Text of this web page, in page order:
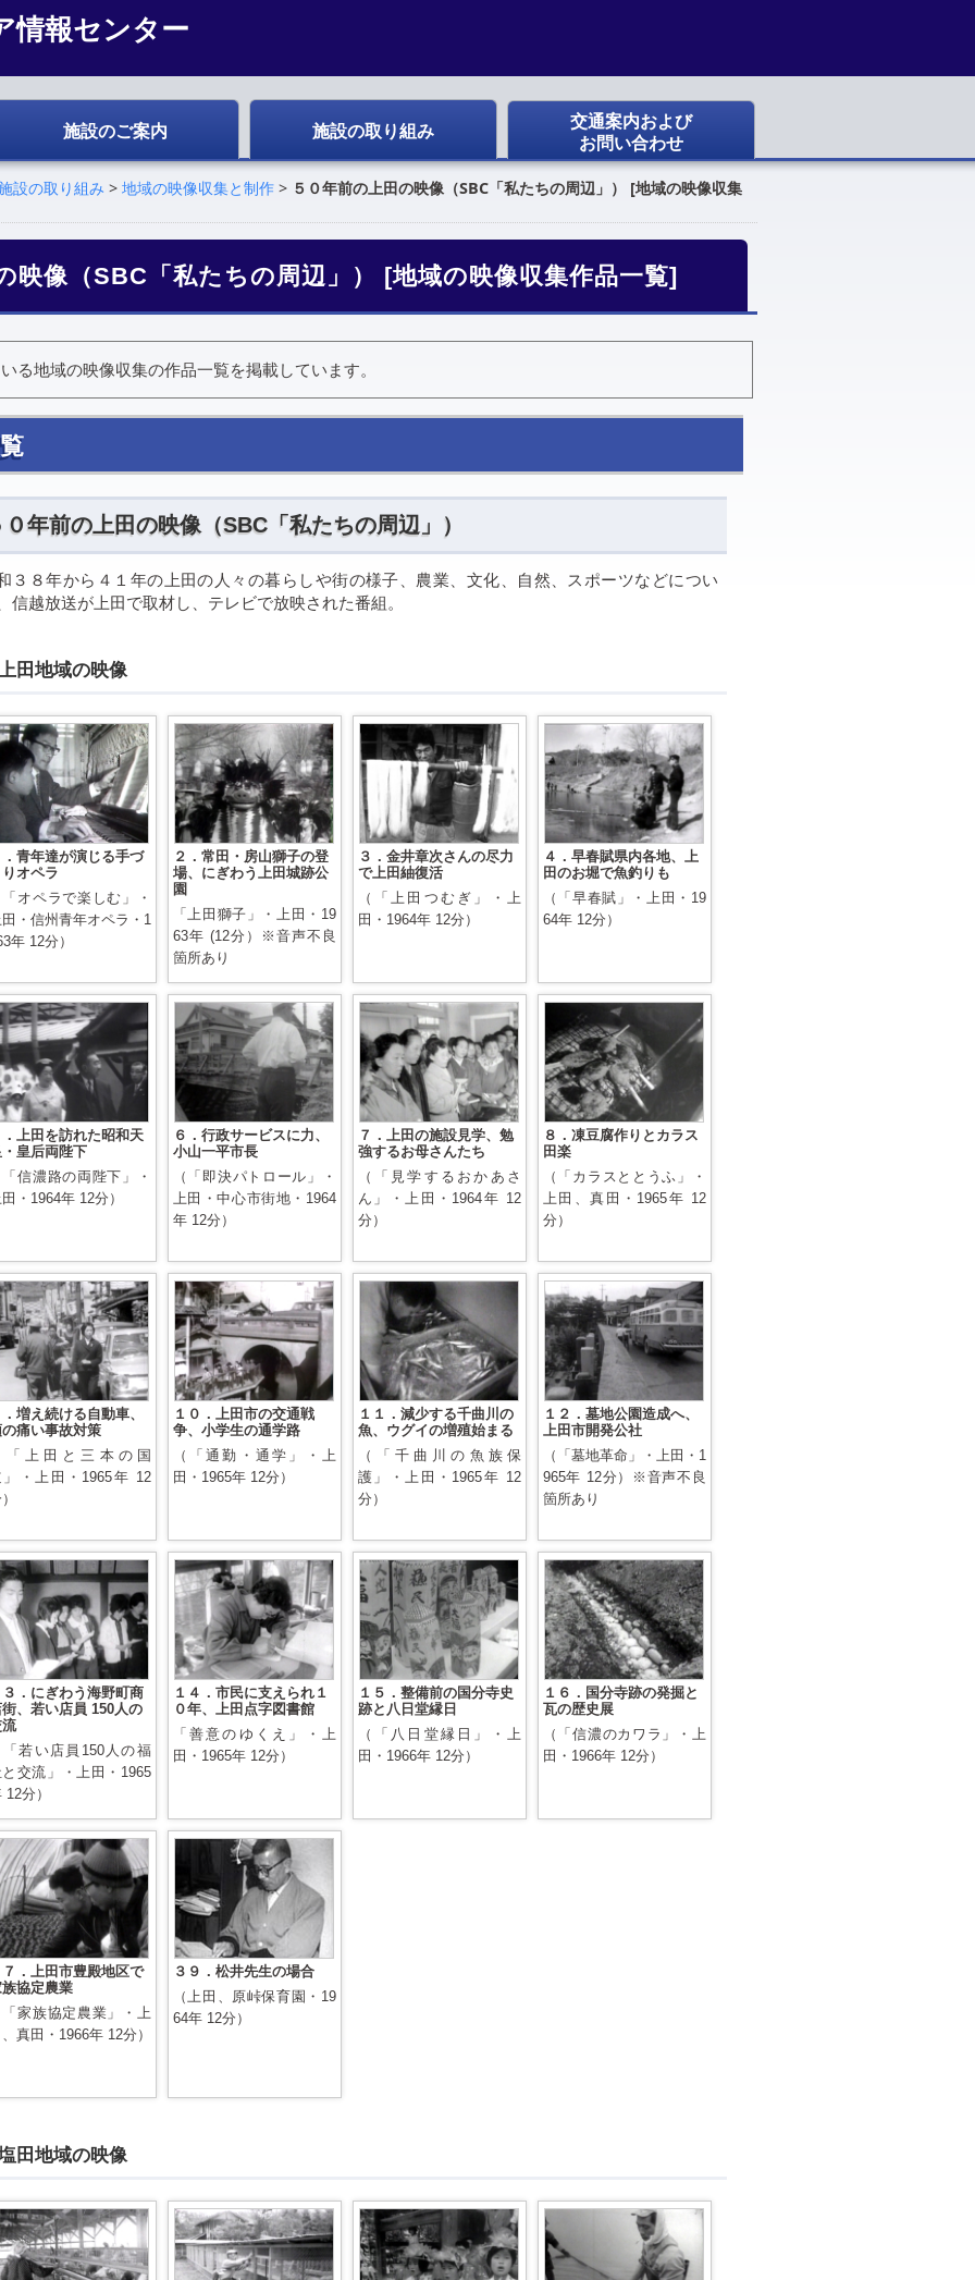
情報センター
施設のご案内 施設の取り組み
交通案内および
お問い合わせ
設の取り組み > 地域の映像収集と制作 > ５０年前の上田の映像（SBC「私たちの周辺」） [地域の映像収集
映像（SBC「私たちの周辺」） [地域の映像収集作品一覧]
る地域の映像収集の作品一覧を掲載しています。
０年前の上田の映像（SBC「私たちの周辺」）
３８年から４１年の上田の人々の暮らしや街の様子、農業、文化、自然、スポーツなどについ
信越放送が上田で取材し、テレビで放映された番組。
田地域の映像
青年達が演じる手づ
オペラ
オペラで楽しむ」・
・信州青年オペラ・1
年 12分）
２．常田・房山獅子の登
場、にぎわう上田城跡公
園
「上田獅子」・上田・19
63年 (12分）※音声不良
箇所あり
３．金井章次さんの尽力
で上田紬復活
（「上田つむぎ」・上
田・1964年 12分）
４．早春賦県内各地、上
田のお堀で魚釣りも
（「早春賦」・上田・19
64年 12分）
上田を訪れた昭和天
皇后両陛下
信濃路の両陛下」・
・1964年 12分）
６．行政サービスに力、
小山一平市長
（「即決パトロール」・
上田・中心市街地・1964
年 12分）
７．上田の施設見学、勉
強するお母さんたち
（「見学するおかあさ
ん」・上田・1964年 12
分）
８．凍豆腐作りとカラス
田楽
（「カラスととうふ」・
上田、真田・1965年 12
分）
増え続ける自動車、
痛い事故対策
「上田と三本の国
」・上田・1965年 12
１０．上田市の交通戦
争、小学生の通学路
（「通勤・通学」・上
田・1965年 12分）
１１．減少する千曲川の
魚、ウグイの増殖始まる
（「千曲川の魚族保
護」・上田・1965年 12
分）
１２．墓地公園造成へ、
上田市開発公社
（「墓地革命」・上田・1
965年 12分）※音声不良
箇所あり
．にぎわう海野町商
、若い店員 150人の
「若い店員150人の福
交流」・上田・1965
12分）
１４．市民に支えられ１
０年、上田点字図書館
「善意のゆくえ」・上
田・1965年 12分）
１５．整備前の国分寺史
跡と八日堂縁日
（「八日堂縁日」・上
田・1966年 12分）
１６．国分寺跡の発掘と
瓦の歴史展
（「信濃のカワラ」・上
田・1966年 12分）
．上田市豊殿地区で
協定農業
「家族協定農業」・上
真田・1966年 12分）
３９．松井先生の場合
（上田、原峠保育園・19
64年 12分）
田地域の映像